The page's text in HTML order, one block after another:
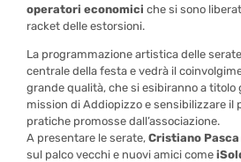
operatori economici che si sono
racket delle estorsioni.
La programmazione artistica delle
centrale della festa e vedrà il
grande qualità, che si esibiranno a
mission di Addiopizzo e sensibilizzare il
pratiche promosse dall’associazione.
A presentare le serate,Cristiano Pasca
sul palco vecchi e nuovi amici come